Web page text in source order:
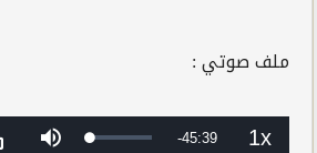
ملف صوتي :
Mute Loaded:
Remaining
-45:39 1x